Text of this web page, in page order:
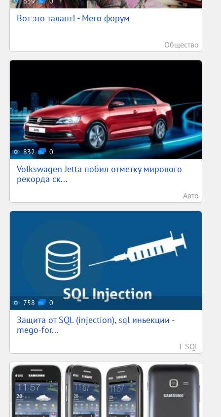
Вот это талант! - Мего форум
Общество
832 0
Volkswagen Jetta побил отметку мирового
рекорда ск...
Авто
758 0
Защита от SQL (injection), sql иньекции -
mego-for...
T-SQL